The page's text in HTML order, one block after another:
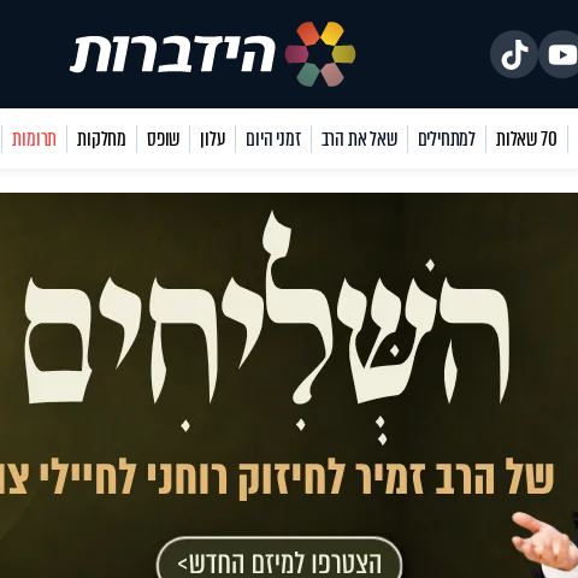
70 שאלות למתחילים שאל את הרב זמני היום עלון שופס מחלקות תרומות